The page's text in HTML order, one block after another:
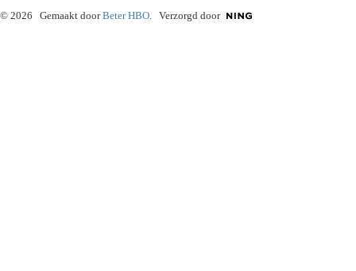
© 2026 Gemaakt doorBeter HBO. Verzorgd door